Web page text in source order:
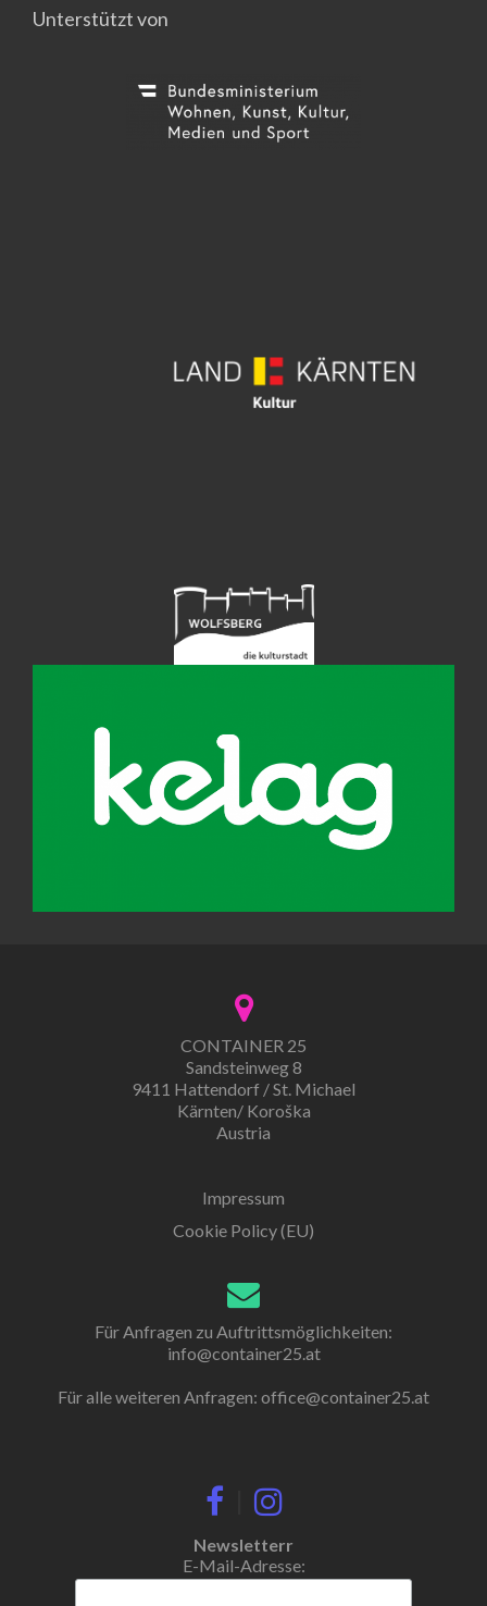
Unterstützt von
CONTAINER 25
Sandsteinweg 8
9411 Hattendorf / St. Michael
Kärnten/ Koroška
Austria
Impressum
Cookie Policy (EU)
Für Anfragen zu Auftrittsmöglichkeiten:
info@container25.at
Für alle weiteren Anfragen: office@container25.at
Newsletterr
E-Mail-Adresse: